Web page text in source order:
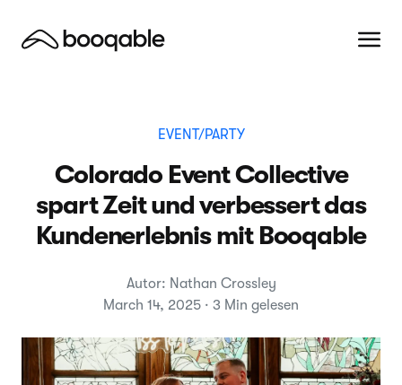
EVENT/PARTY
Colorado Event Collective
spart Zeit und verbessert das
Kundenerlebnis mit Booqable
Autor: Nathan Crossley
March 14, 2025 · 3 Min gelesen